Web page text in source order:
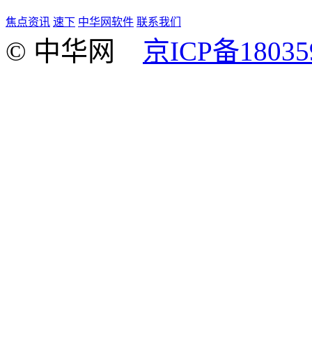
焦点资讯 速下 中华网软件 联系我们
© 中华网 京ICP备